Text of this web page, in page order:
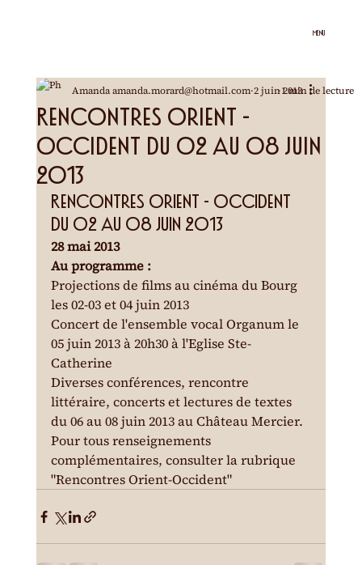
MENU
Rencontres Orient -
Occident du 02 au 08 juin
2013
Amanda amanda.morard@hotmail.com 2 juin 20131 min de lecture
Rencontres Orient - Occident
du 02 au 08 juin 2013
28 mai 2013
Au programme :
Projections de films au cinéma du Bourg
les 02-03 et 04 juin 2013
Concert de l'ensemble vocal Organum le
05 juin 2013 à 20h30 à l'Eglise Ste-
Catherine
Diverses conférences, rencontre
littéraire, concerts et lectures de textes
du 06 au 08 juin 2013 au Château Mercier.
Pour tous renseignements
complémentaires, consulter la rubrique
"Rencontres Orient-Occident"